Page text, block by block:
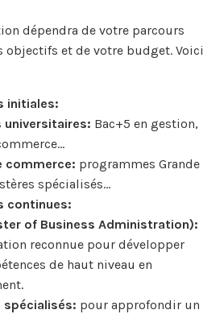
dépendra de votre parcours
objectifs et de votre budget. Voici
initiales:
universitaires: Bac+5 en gestion,
commerce: programmes Grande
spécialisés…
continues:
of Business Administration):
reconnue pour développer
de haut niveau en
spécialisés: pour approfondir un